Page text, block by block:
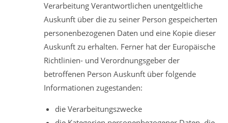
Verarbeitung Verantwortlichen unentgeltliche
Auskunft über die zu seiner Person gespeicherten
personenbezogenen Daten und eine Kopie dieser
Auskunft zu erhalten. Ferner hat der Europäische
Richtlinien- und Verordnungsgeber der
betroffenen Person Auskunft über folgende
Informationen zugestanden:
die Verarbeitungszwecke